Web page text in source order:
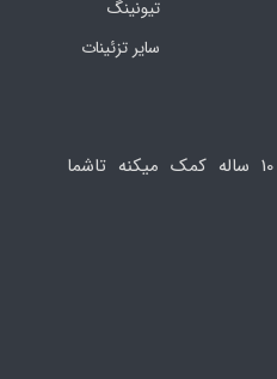
تیونینگ
سایر تزئینات
مجموعه مهدی اسپرت باسابقه 10 ساله کمک میکنه تاشما